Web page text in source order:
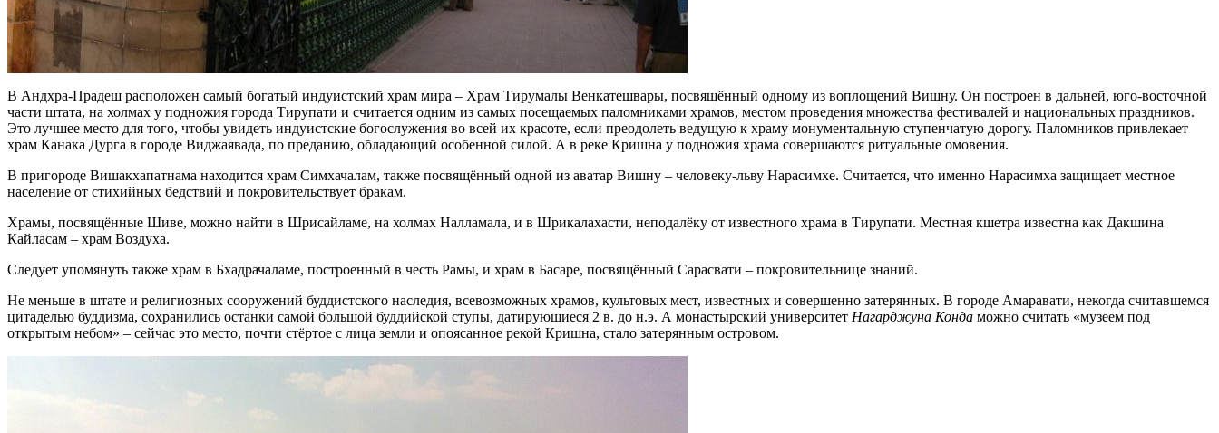
В Андхра-Прадеш расположен самый богатый индуистский храм мира – Храм Тирумалы Венкатешвары, посвящённый одному из воплощений Вишну. Он построен в дальней, юго-восточной
части штата, на холмах у подножия города Тирупати и считается одним из самых посещаемых паломниками храмов, местом проведения множества фестивалей и национальных праздников.
Это лучшее место для того, чтобы увидеть индуистские богослужения во всей их красоте, если преодолеть ведущую к храму монументальную ступенчатую дорогу. Паломников привлекает
храм Канака Дурга в городе Виджаявада, по преданию, обладающий особенной силой. А в реке Кришна у подножия храма совершаются ритуальные омовения.
В пригороде Вишакхапатнама находится храм Симхачалам, также посвящённый одной из аватар Вишну – человеку-льву Нарасимхе. Считается, что именно Нарасимха защищает местное
население от стихийных бедствий и покровительствует бракам.
Храмы, посвящённые Шиве, можно найти в Шрисайламе, на холмах Налламала, и в Шрикалахасти, неподалёку от известного храма в Тирупати. Местная кшетра известна как Дакшина
Кайласам – храм Воздуха.
Следует упомянуть также храм в Бхадрачаламе, построенный в честь Рамы, и храм в Басаре, посвящённый Сарасвати – покровительнице знаний.
Не меньше в штате и религиозных сооружений буддистского наследия, всевозможных храмов, культовых мест, известных и совершенно затерянных. В городе Амаравати, некогда считавшемся
цитаделью буддизма, сохранились останки самой большой буддийской ступы, датирующиеся 2 в. до н.э. А монастырский университет Нагарджуна Конда можно считать «музеем под
открытым небом» – сейчас это место, почти стёртое с лица земли и опоясанное рекой Кришна, стало затерянным островом.